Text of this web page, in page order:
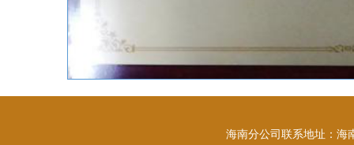
海南分公司联系地址：海